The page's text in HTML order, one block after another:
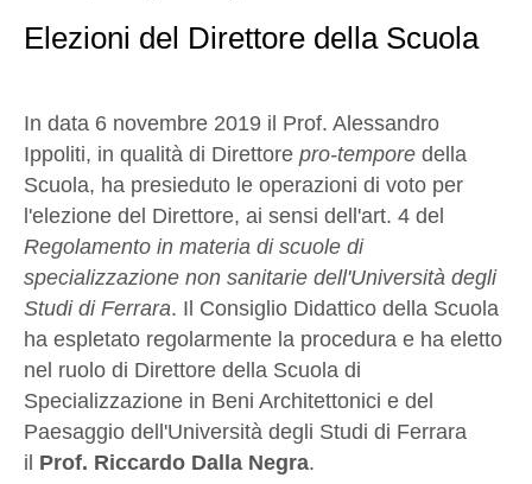
Elezioni del Direttore della Scuola
In data 6 novembre 2019 il Prof. Alessandro
Ippoliti, in qualità di Direttorepro-tempore della
Scuola, ha presieduto le operazioni di voto per
l'elezione del Direttore, ai sensi dell'art. 4 del
Regolamento in materia di scuole di
specializzazione non sanitarie dell'Università degli
Studi di Ferrara. Il Consiglio Didattico della Scuola
ha espletato regolarmente la procedura e ha eletto
nel ruolo di Direttore della Scuola di
Specializzazione in Beni Architettonici e del
Paesaggio dell'Università degli Studi di Ferrara
il Prof. Riccardo Dalla Negra.